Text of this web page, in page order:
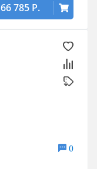
66 785 Р.
0